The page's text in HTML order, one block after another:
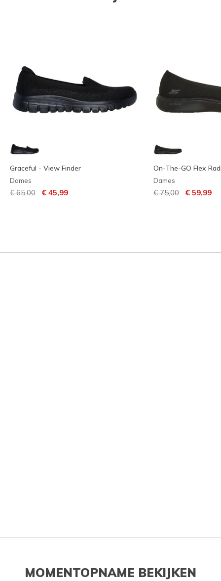
Graceful - View Finder
Dames
Prijs verlaagd van
€ 65,00 naar
€ 45,99
On-The-GO Flex
Dames
Prijs verlaagd van
€ 75,00naar
€ 59,99
MOMENTOPNAME BEKIJKEN